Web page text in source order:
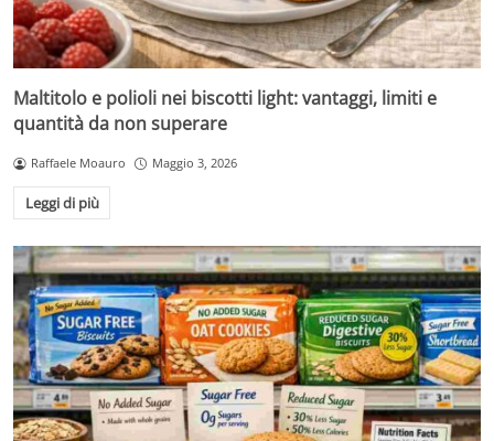
Maltitolo e polioli nei biscotti light: vantaggi, limiti e
quantità da non superare
Raffaele Moauro Maggio 3, 2026
Leggi di più